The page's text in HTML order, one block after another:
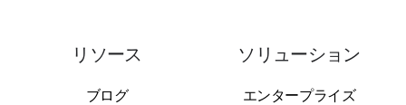
リソース
ブログ
ソリューション
エンタープライズ